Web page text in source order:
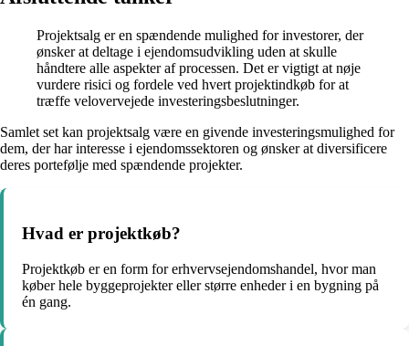
Projektsalg er en spændende mulighed for investorer, der
ønsker at deltage i ejendomsudvikling uden at skulle
håndtere alle aspekter af processen. Det er vigtigt at nøje
vurdere risici og fordele ved hvert projektindkøb for at
træffe velovervejede investeringsbeslutninger.
Samlet set kan projektsalg være en givende investeringsmulighed for
dem, der har interesse i ejendomssektoren og ønsker at diversificere
deres portefølje med spændende projekter.
Hvad er projektkøb?
Projektkøb er en form for erhvervsejendomshandel, hvor man
køber hele byggeprojekter eller større enheder i en bygning på
én gang.